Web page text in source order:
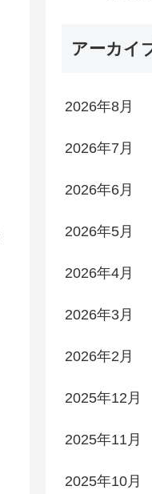
アーカイ
2026年8月
2026年7月
2026年6月
2026年5月
2026年4月
2026年3月
2026年2月
2025年12月
2025年11月
2025年10月